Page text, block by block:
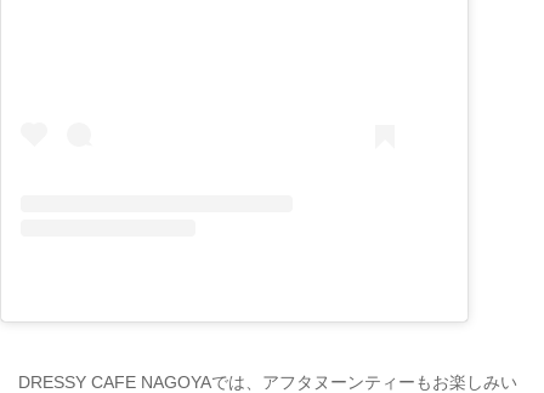
DRESSY CAFE NAGOYAでは、アフタヌーンティーもお楽しみい